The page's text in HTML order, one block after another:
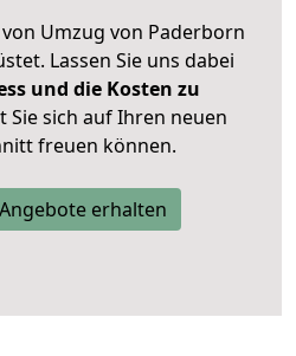
Umzug von Paderborn
Lassen Sie uns dabei
und die Kosten zu
Sie sich auf Ihren neuen
freuen können.
erhalten